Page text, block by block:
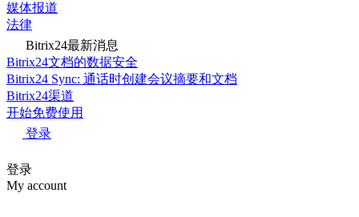
媒体报道
法律
Bitrix24最新消息
Bitrix24文档的数据安全
Bitrix24 Sync: 通话时创建会议摘要和文档
Bitrix24渠道
开始免费使用
登录
登录
My account